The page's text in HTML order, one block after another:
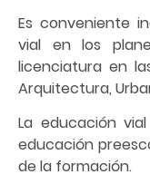
Es conveniente
vial en los
licenciatura en
Arquitectura,
La educación
educación
de la formación.